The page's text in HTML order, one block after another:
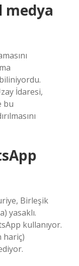
medya
İdaresi,
bu
Birleşik
yasaklı.
kullanıyor.
hariç)